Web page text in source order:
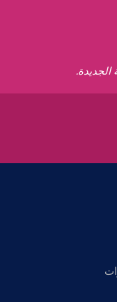
الجديدة.